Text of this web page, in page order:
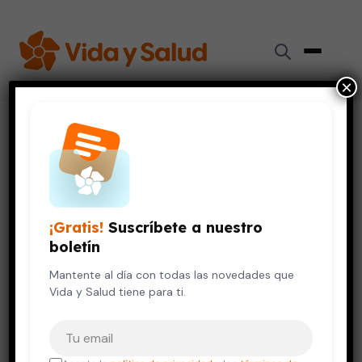
Videos de Salud
Diferencias entre las personas conformistas y
maximizadoras
NIÑOS Y ADOLESCENTES
Diferencias entre las personas
conformistas y maximizadoras
12 de octubre, 2023
¡Gratis! Suscríbete a nuestro
boletín
Mantente al día con todas las novedades que
Vida y Salud tiene para ti.
×